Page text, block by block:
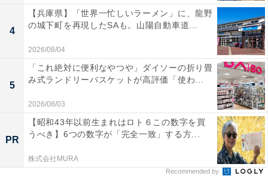
4
【兵庫県】「世界一忙しいラーメン」に、龍野
の城下町を再現したSAも。山陽自動車道...
2026/08/04
5
「これ絶対に便利なやつや」ダイソーの折り畳
み式ランドリーバスケットが高評価「使わ...
2026/08/03
PR
【昭和43年以前生まれはロト６この数字を買
うべき】6つの数字が「完全一致」する方...
株式会社MURA
Recommended by